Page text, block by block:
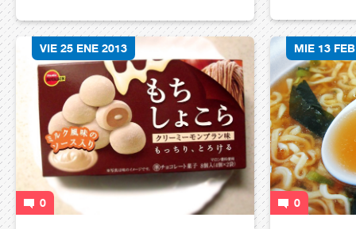
VIE 25 ENE 2013
0
MIE 13
0